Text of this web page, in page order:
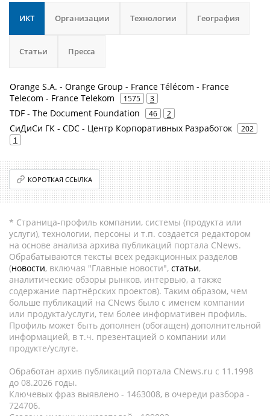
ИКТ Организации Технологии География
Статьи Пресса
Orange S.A. - Orange Group - France Télécom - France
Telecom - France Telekom
1575 3
TDF - The Document Foundation 46 2
СиДиСи ГК - CDC - Центр Корпоративных Разработок
202
1
КОРОТКАЯ ССЫЛКА
* Страница-профиль компании, системы (продукта или
услуги), технологии, персоны и т.п. создается редактором
на основе анализа архива публикаций портала CNews.
Обрабатываются тексты всех редакционных разделов
(новости, включая "Главные новости", статьи,
аналитические обзоры рынков, интервью, а также
содержание партнёрских проектов). Таким образом, чем
больше публикаций на CNews было с именем компании
или продукта/услуги, тем более информативен профиль.
Профиль может быть дополнен (обогащен) дополнительной
информацией, в т.ч. презентацией о компании или
продукте/услуге.
Обработан архив публикаций портала CNews.ru c 11.1998
до 08.2026 годы.
Ключевых фраз выявлено - 1463008, в очереди разбора -
724706.